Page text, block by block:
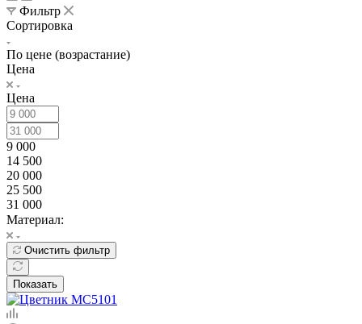
Фильтр
Сортировка
По цене (возрастание)
Цена
Цена
9 000
14 500
20 000
25 500
31 000
Материал:
Очистить фильтр
Показать